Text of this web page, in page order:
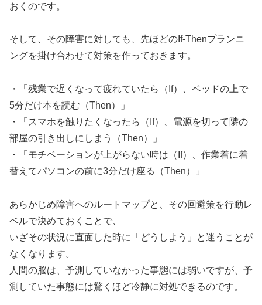
おくのです。
そして、その障害に対しても、先ほどのIf-Thenプランニ
ングを掛け合わせて対策を作っておきます。
・「残業で遅くなって疲れていたら（If）、ベッドの上で
5分だけ本を読む（Then）」
・「スマホを触りたくなったら（If）、電源を切って隣の
部屋の引き出しにしまう（Then）」
・「モチベーションが上がらない時は（If）、作業着に着
替えてパソコンの前に3分だけ座る（Then）」
あらかじめ障害へのルートマップと、その回避策を行動レ
ベルで決めておくことで、
いざその状況に直面した時に「どうしよう」と迷うことが
なくなります。
人間の脳は、予測していなかった事態には弱いですが、予
測していた事態には驚くほど冷静に対処できるのです。